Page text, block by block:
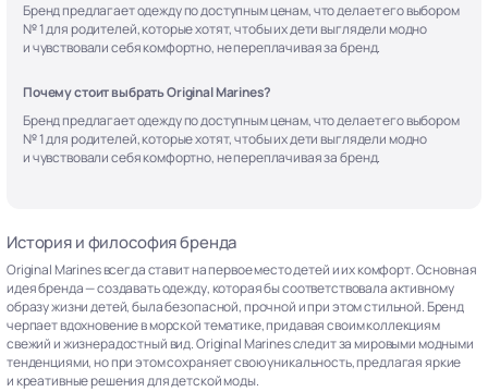
Бренд предлагает одежду по доступным ценам, что делает его выбором
№ 1 для родителей, которые хотят, чтобы их дети выглядели модно
и чувствовали себя комфортно, не переплачивая за бренд.
Почему стоит выбрать Original Marines?
Бренд предлагает одежду по доступным ценам, что делает его выбором
№ 1 для родителей, которые хотят, чтобы их дети выглядели модно
и чувствовали себя комфортно, не переплачивая за бренд.
История и философия бренда
Original Marines всегда ставит на первое место детей и их комфорт. Основная
идея бренда — создавать одежду, которая бы соответствовала активному
образу жизни детей, была безопасной, прочной и при этом стильной. Бренд
черпает вдохновение в морской тематике, придавая своим коллекциям
свежий и жизнерадостный вид. Original Marines следит за мировыми модными
тенденциями, но при этом сохраняет свою уникальность, предлагая яркие
и креативные решения для детской моды.